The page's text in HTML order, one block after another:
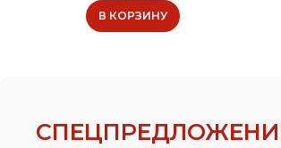
В КОРЗИНУ